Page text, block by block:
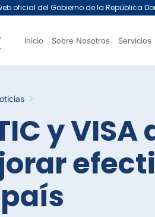
Inicio Sobre Nosotros Servicios
y